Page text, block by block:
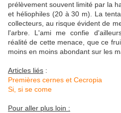
prélèvement souvent limité par la
et héliophiles (20 à 30 m). La
collecteurs, au risque évident de
l'arbre. L'ami me confie
réalité de cette menace, que ce
moins en moins abondant sur les
Articles liés :
Premières cernes et Cecropia
Si, si se come
Pour aller plus loin :